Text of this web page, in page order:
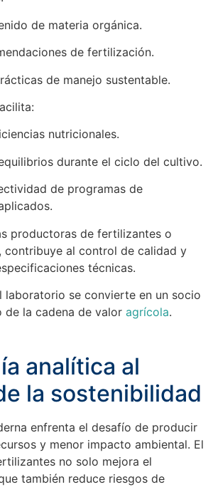
de materia orgánica.
de fertilización.
de manejo sustentable.
nutricionales.
durante el ciclo del cultivo.
de programas de
productoras de fertilizantes o
contribuye al control de calidad y
técnicas.
laboratorio se convierte en un socio
la cadena de valor agrícola.
analítica al
la sostenibilidad
enfrenta el desafío de producir
y menor impacto ambiental. El
no solo mejora el
también reduce riesgos de